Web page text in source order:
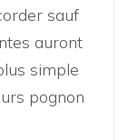
sauf
auront
simple
pognon